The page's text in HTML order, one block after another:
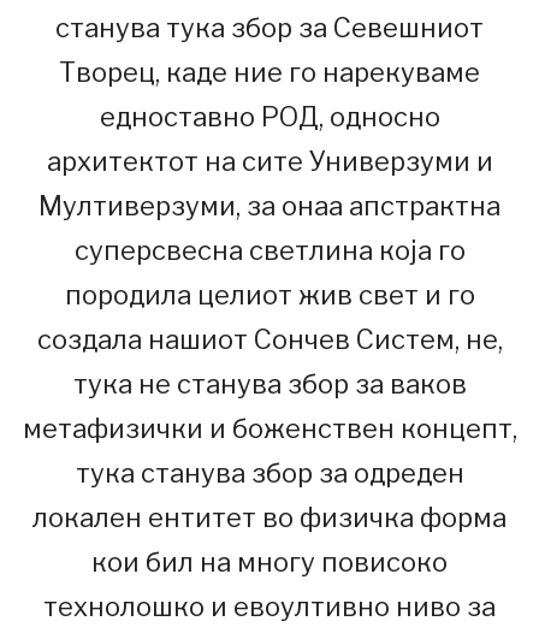
станува тука збор за Севешниот
Творец, каде ние го нарекуваме
едноставно РОД, односно
архитектот на сите Универзуми и
Мултиверзуми, за онаа апстрактна
суперсвесна светлина која го
породила целиот жив свет и го
создала нашиот Сончев Систем, не,
тука не станува збор за ваков
метафизички и боженствен концепт,
тука станува збор за одреден
локален ентитет во физичка форма
кои бил на многу повисоко
технолошко и евоултивно ниво за